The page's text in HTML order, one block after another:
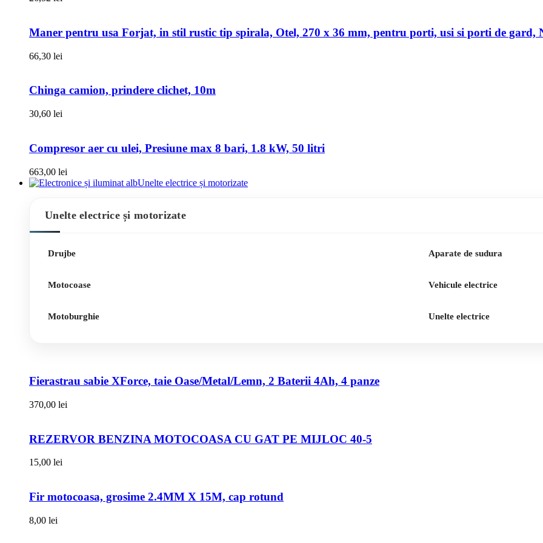
Maner pentru usa Forjat, in stil rustic tip spirala, Otel, 270 x 36 mm, pentru porti, usi si porti de gard,
66,30 lei
Chinga camion, prindere clichet, 10m
30,60 lei
Compresor aer cu ulei, Presiune max 8 bari, 1.8 kW, 50 litri
663,00 lei
Unelte electrice și motorizate
Unelte electrice și motorizate
Drujbe
Motocoase
Motoburghie
Aparate de sudura
Vehicule electrice
Unelte electrice
Fierastrau sabie XForce, taie Oase/Metal/Lemn, 2 Baterii 4Ah, 4 panze
370,00 lei
REZERVOR BENZINA MOTOCOASA CU GAT PE MIJLOC 40-5
15,00 lei
Fir motocoasa, grosime 2.4MM X 15M, cap rotund
8,00 lei